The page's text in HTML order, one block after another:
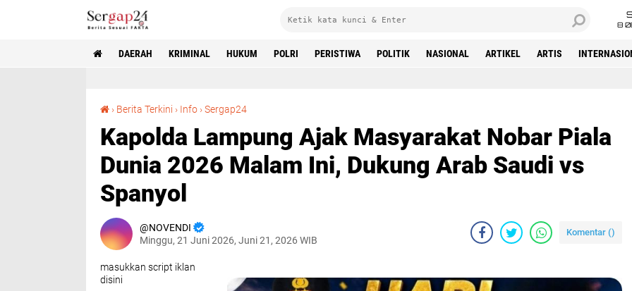
8
DAERAH KRIMINAL HUKUM POLRI PERISTIWA POLITIK NASIONAL ARTIKEL ARTIS
› Berita Terkini › Info ›Sergap24
Kapolda Lampung Ajak Masyarakat Nobar Piala
Dunia 2026 Malam Ini, Dukung Arab Saudi vs
Spanyol
NOVENDI
Minggu, 21 Juni 2026, Juni 21, 2026 WIB
Komentar ()
masukkan script iklan
disini